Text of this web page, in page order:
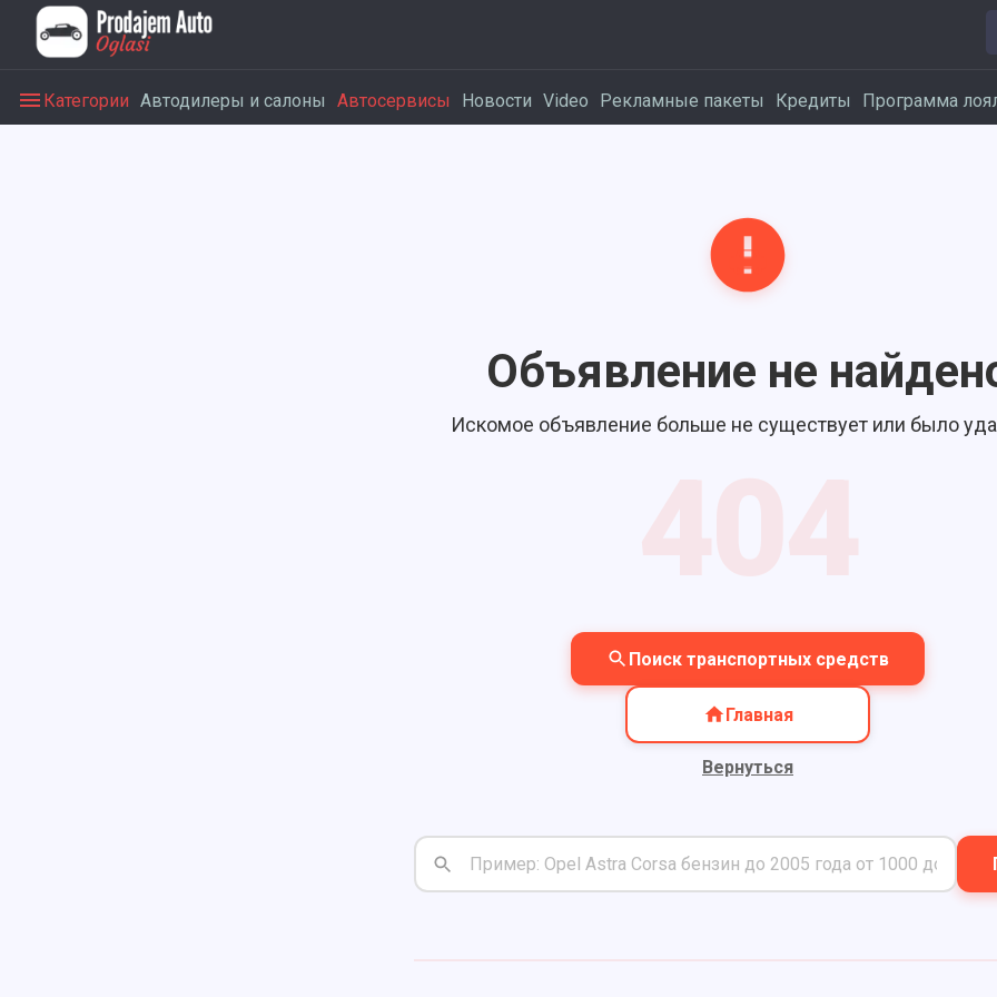
Категории Автодилеры и салоны Автосервисы Новости Video Рекламные пакеты Кредиты Программа
Объявление не
Искомое объявление больше не существует или было
Поиск транспортных средств
Главная
Вернуться